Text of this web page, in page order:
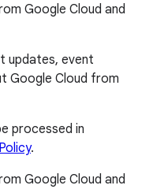
Google Cloud and
updates, event
Google Cloud from
processed in
.
Google Cloud and